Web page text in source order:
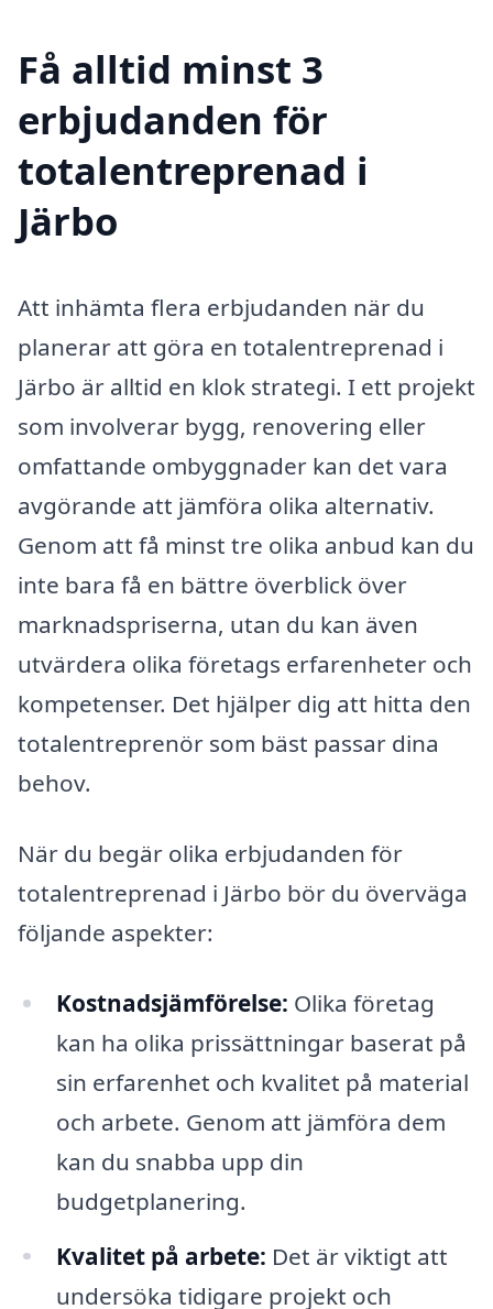
Få alltid minst 3
erbjudanden för
totalentreprenad i
Järbo
Att inhämta flera erbjudanden när du
planerar att göra en totalentreprenad i
Järbo är alltid en klok strategi. I ett projekt
som involverar bygg, renovering eller
omfattande ombyggnader kan det vara
avgörande att jämföra olika alternativ.
Genom att få minst tre olika anbud kan du
inte bara få en bättre överblick över
marknadspriserna, utan du kan även
utvärdera olika företags erfarenheter och
kompetenser. Det hjälper dig att hitta den
totalentreprenör som bäst passar dina
behov.
När du begär olika erbjudanden för
totalentreprenad i Järbo bör du överväga
följande aspekter:
Kostnadsjämförelse: Olika företag
kan ha olika prissättningar baserat på
sin erfarenhet och kvalitet på material
och arbete. Genom att jämföra dem
kan du snabba upp din
budgetplanering.
Kvalitet på arbete: Det är viktigt att
undersöka tidigare projekt och